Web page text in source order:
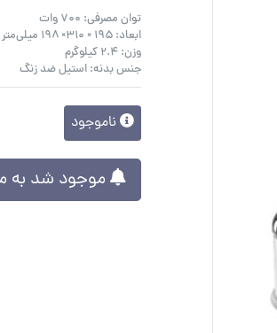
توان مصرفی: 700 وات
ابعاد: ۱۹۵ × ۳۱۰× ۱۹۸ میلی‌متر
وزن: ۲.۴ کیلوگرم
جنس بدنه: استیل ضد زنگ
ناموجود
موجود شد به